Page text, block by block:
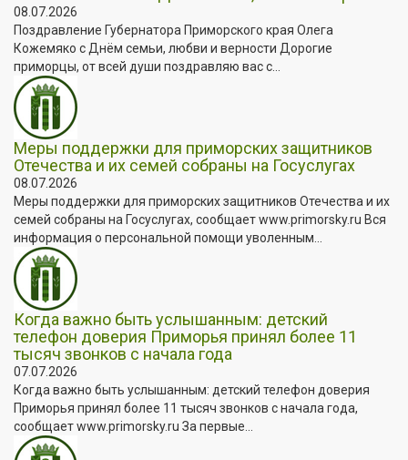
08.07.2026
Поздравление Губернатора Приморского края Олега
Кожемяко с Днём семьи, любви и верности Дорогие
приморцы, от всей души поздравляю вас с...
Меры поддержки для приморских защитников
Отечества и их семей собраны на Госуслугах
08.07.2026
Меры поддержки для приморских защитников Отечества и их
семей собраны на Госуслугах, сообщает www.primorsky.ru Вся
информация о персональной помощи уволенным...
Когда важно быть услышанным: детский
телефон доверия Приморья принял более 11
тысяч звонков с начала года
07.07.2026
Когда важно быть услышанным: детский телефон доверия
Приморья принял более 11 тысяч звонков с начала года,
сообщает www.primorsky.ru За первые...